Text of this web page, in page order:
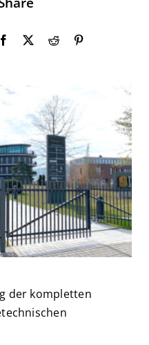
der kompletten